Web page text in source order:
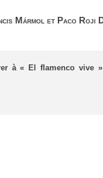
Mármol et Paco Roji
à « El flamenco vive